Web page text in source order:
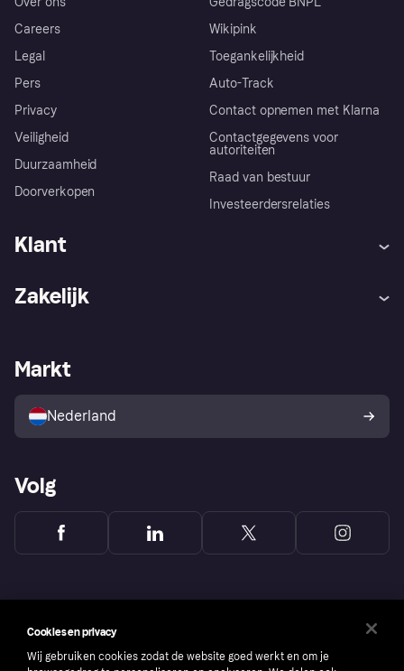
Careers
Legal
Pers
Privacy
Veiligheid
Duurzaamheid
Doorverkopen
Wikipink
Toegankelijkheid
Auto-Track
Contact opnemen met Klarna
Contactgegevens voor
autoriteiten
Raad van bestuur
Investeerdersrelaties
Klant
Winkeloverzicht
Kopersbescherming voor
consumenten
Zakelijk
Zakelijke login
Markt
Nederland
Volg
Cookies en privacy
Wij gebruiken cookies zodat de website goed werkt en om je